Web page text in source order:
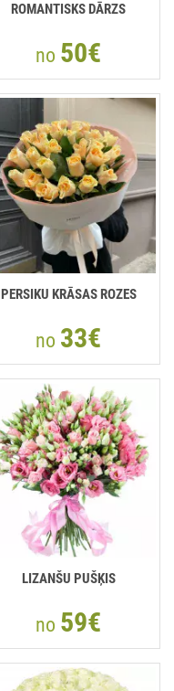
ROMANTISKS DĀRZS
no 50€
РERSIKU KRĀSAS ROZES
no 33€
LIZANŠU PUŠĶIS
no 59€